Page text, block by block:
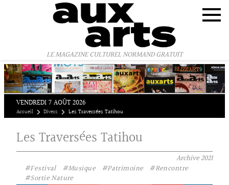
LE MAGAZINE CULTUREL NORMAND GRATUIT
VENDREDI 7 AOÛT 2026
Accueil Divers Les Traversées Tatihou
Les Traversées Tatihou
Archive2021
#Festival
#Musique #Patrimoine
#Rencontre
#Sortie Nature
Panneau de gestion des cookies